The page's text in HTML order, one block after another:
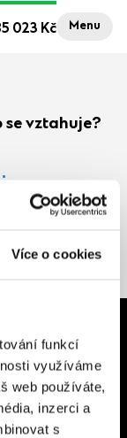
Více o cookies
funkcí
využíváme
web používáte,
inzerci a
s
Menu
023 Kč
se vztahuje?
si